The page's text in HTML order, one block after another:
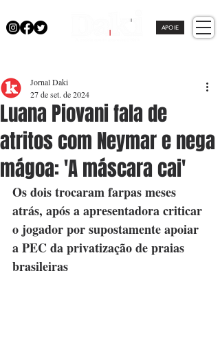
APOIE
Luana Piovani fala de
atritos com Neymar e nega
mágoa: 'A máscara cai'
Jornal Daki
27 de set. de 2024
Os dois trocaram farpas meses
atrás, após a apresentadora criticar
o jogador por supostamente apoiar
a PEC da privatização de praias
brasileiras